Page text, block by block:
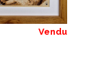
Vendu